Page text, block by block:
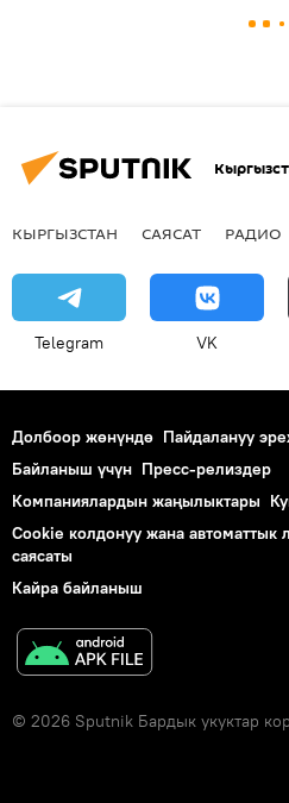
КЫРГЫЗСТАН САЯСАТ РАДИО
Telegram VK
Долбоор жөнүндө Пайдалануу
Байланыш үчүн Пресс-релиздер
Компаниялардын жаңылыктары
Cookie колдонуу жана автоматтык
саясаты
Кайра байланыш
© 2026 Sputnik Бардык укуктар